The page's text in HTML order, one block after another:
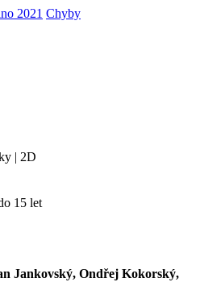
2021 Chyby
| 2D
15 let
Jankovský, Ondřej Kokorský,